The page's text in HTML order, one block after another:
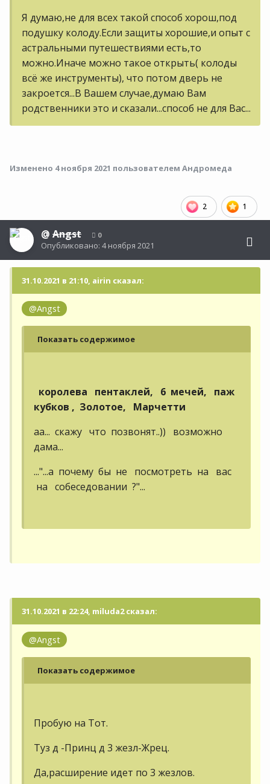
Я думаю,не для всех такой способ хорош,под
подушку колоду.Если защиты хорошие,и опыт с
астральными путешествиями есть,то
можно.Иначе можно такое открыть( колоды
всё же инструменты), что потом дверь не
закроется...В Вашем случае,думаю Вам
родственники это и сказали...способ не для Вас...
Изменено 4 ноября 2021 пользователем Андромеда
2 1
@ Angst 0
Опубликовано: 4 ноября 2021
31.10.2021 в 21:10, airin сказал:
@Angst
Показать содержимое
королева пентаклей, 6 мечей, паж
кубков , Золотое, Марчетти
аа... скажу что позвонят..)) возможно
дама...
..."...а почему бы не посмотреть на вас
на собеседовании ?"...
31.10.2021 в 22:24, miluda2 сказал:
@Angst
Показать содержимое
Пробую на Тот.
Туз д -Принц д 3 жезл-Жрец.
Да,расширение идет по 3 жезлов.